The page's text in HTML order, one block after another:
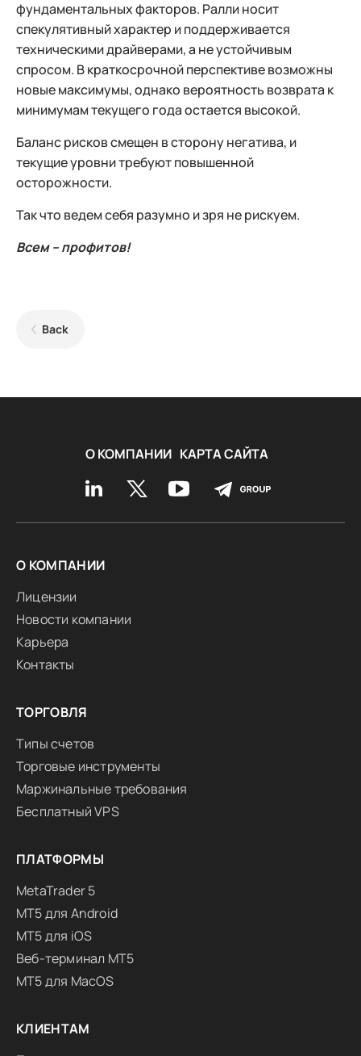
фундаментальных факторов. Ралли носит
спекулятивный характер и поддерживается
техническими драйверами, а не устойчивым
спросом. В краткосрочной перспективе возможны
новые максимумы, однако вероятность возврата к
минимумам текущего года остается высокой.
Баланс рисков смещен в сторону негатива, и
текущие уровни требуют повышенной
осторожности.
Так что ведем себя разумно и зря не рискуем.
Всем – профитов!
Back
О КОМПАНИИ КАРТА САЙТА
О КОМПАНИИ
Лицензии
Новости компании
Карьера
Контакты
ТОРГОВЛЯ
Типы счетов
Торговые инструменты
Маржинальные требования
Бесплатный VPS
ПЛАТФОРМЫ
MetaTrader 5
MT5 для Android
MT5 для iOS
Веб-терминал MT5
MT5 для MacOS
КЛИЕНТАМ